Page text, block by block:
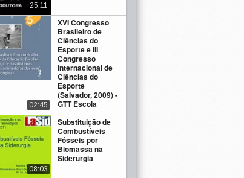
25:11
XVI Congresso
Brasileiro de
Ciências do
Esporte e III
Congresso
Internacional de
Ciências do
Esporte
(Salvador, 2009) -
GTT Escola
02:45
Substituição de
Combustíveis
Fósseis por
Biomassa na
Siderurgia
08:03